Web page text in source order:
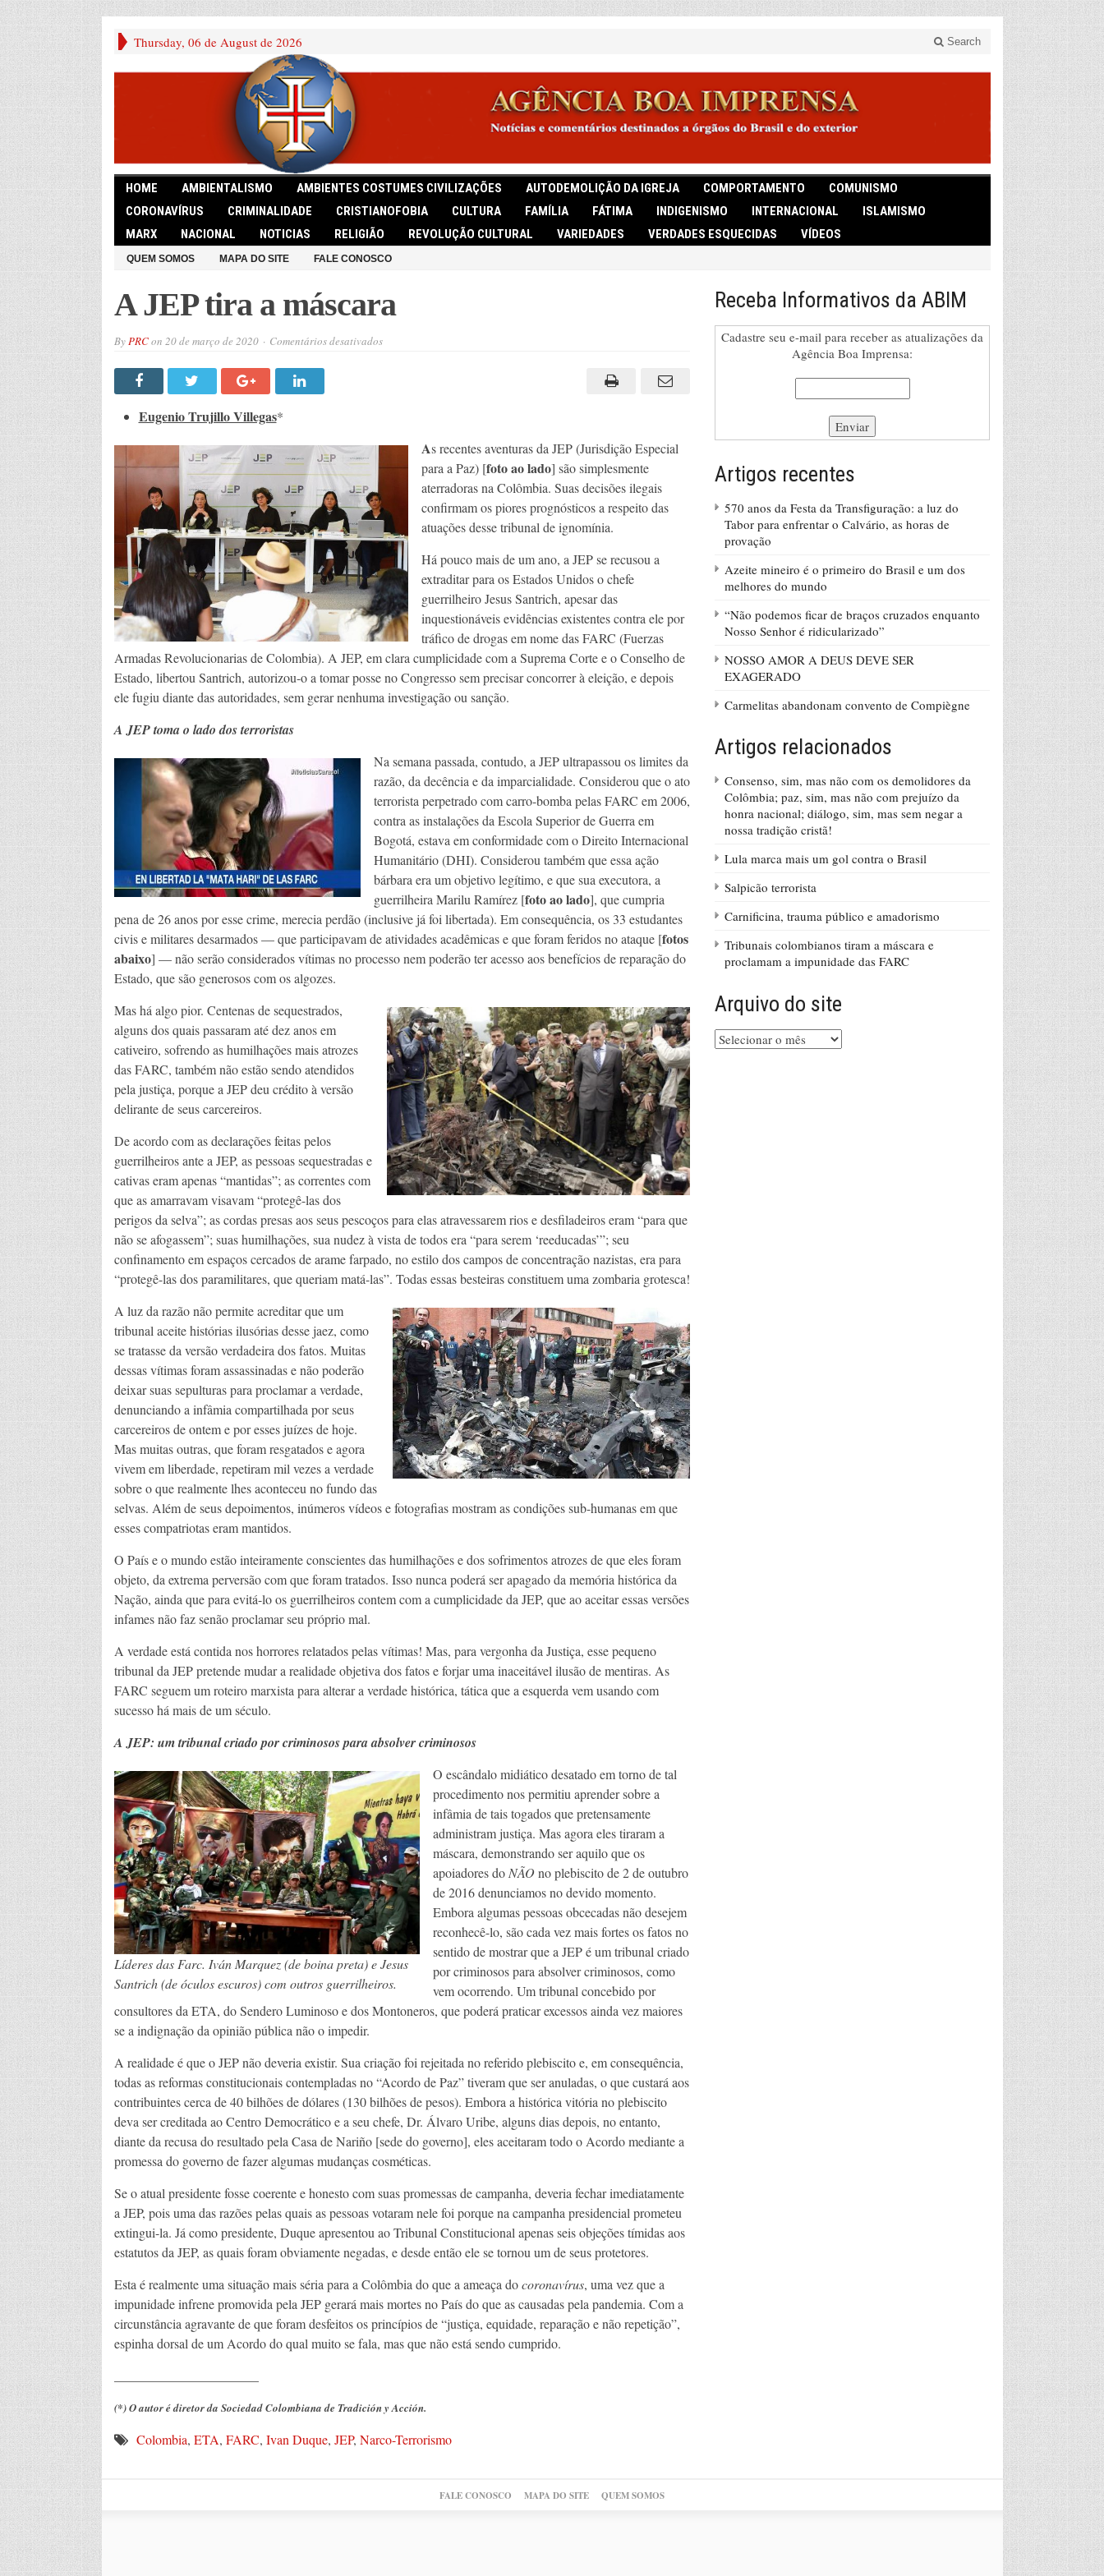
Thursday, 06 de August de 2026 Search
HOME AMBIENTALISMO AMBIENTES COSTUMES CIVILIZAÇÕES AUTODEMOLIÇÃO DA IGREJA COMPORTAMENTO
COMUNISMO
CORONAVÍRUS
CRIMINALIDADE CRISTIANOFOBIA CULTURA FAMÍLIA FÁTIMA INDIGENISMO INTERNACIONAL
ISLAMISMO
MARX
NACIONAL NOTICIAS RELIGIÃO REVOLUÇÃO CULTURAL VARIEDADES VERDADES ESQUECIDAS VÍDEOS
QUEM SOMOS MAPA DO SITE FALE CONOSCO
A JEP tira a máscara
ByPRCon 20 de março de 2020 Comentários desativadosem
Eugenio Trujillo Villegas*
As recentes aventuras da JEP (Jurisdição Especial
para a Paz) [foto ao lado] são simplesmente
aterradoras na Colômbia. Suas decisões ilegais
confirmam os piores prognósticos a respeito das
atuações desse tribunal de ignomínia.
Há pouco mais de um ano, a JEP se recusou a
extraditar para os Estados Unidos o chefe
guerrilheiro Jesus Santrich, apesar das
inquestionáveis evidências existentes ​​contra ele por
tráfico de drogas em nome das FARC (Fuerzas
Armadas Revolucionarias de Colombia). A JEP, em clara cumplicidade com a Suprema Corte e o Conselho de
Estado, libertou Santrich, autorizou-o a tomar posse no Congresso sem precisar concorrer à eleição, e depois
ele fugiu diante das autoridades, sem gerar nenhuma investigação ou sanção.
A JEP toma o lado dos terroristas
Na semana passada, contudo, a JEP ultrapassou os limites da
razão, da decência e da imparcialidade. Considerou que o ato
terrorista perpetrado com carro-bomba pelas FARC em 2006,
contra as instalações da Escola Superior de Guerra em
Bogotá, estava em conformidade com o Direito Internacional
Humanitário (DHI). Considerou também que essa ação
bárbara era um objetivo legítimo, e que sua executora, a
guerrilheira Marilu Ramírez [foto ao lado], que cumpria
pena de 26 anos por esse crime, merecia perdão (inclusive já foi libertada). Em consequência, os 33 estudantes
civis e militares desarmados — que participavam de atividades acadêmicas e que foram feridos no ataque [fotos
abaixo] — não serão considerados vítimas no processo nem poderão ter acesso aos benefícios de reparação do
Estado, que são generosos com os algozes.
Mas há algo pior. Centenas de sequestrados,
alguns dos quais passaram até dez anos em
cativeiro, sofrendo as humilhações mais atrozes
das FARC, também não estão sendo atendidos
pela justiça, porque a JEP deu crédito à versão
delirante de seus carcereiros.
De acordo com as declarações feitas pelos
guerrilheiros ante a JEP, as pessoas sequestradas e
cativas eram apenas “mantidas”; as correntes com
que as amarravam visavam “protegê-las dos
perigos da selva”; as cordas presas aos seus pescoços para elas atravessarem rios e desfiladeiros eram “para que
não se afogassem”; suas humilhações, sua nudez à vista de todos era “para serem ‘reeducadas’”; seu
confinamento em espaços cercados de arame farpado, no estilo dos campos de concentração nazistas, era para
“protegê-las dos paramilitares, que queriam matá-las”. Todas essas besteiras constituem uma zombaria grotesca!
A luz da razão não permite acreditar que um
tribunal aceite histórias ilusórias desse jaez, como
se tratasse da versão verdadeira dos fatos. Muitas
dessas vítimas foram assassinadas e não poderão
deixar suas sepulturas para proclamar a verdade,
denunciando a infâmia compartilhada por seus
carcereiros de ontem e por esses juízes de hoje.
Mas muitas outras, que foram resgatados e agora
vivem em liberdade, repetiram mil vezes a verdade
sobre o que realmente lhes aconteceu no fundo das
selvas. Além de seus depoimentos, inúmeros vídeos e fotografias mostram as condições sub-humanas em que
esses compatriotas eram mantidos.
O País e o mundo estão inteiramente conscientes das humilhações e dos sofrimentos atrozes de que eles foram
objeto, da extrema perversão com que foram tratados. Isso nunca poderá ser apagado da memória histórica da
Nação, ainda que para evitá-lo os guerrilheiros contem com a cumplicidade da JEP, que ao aceitar essas versões
infames não faz senão proclamar seu próprio mal.
A verdade está contida nos horrores relatados pelas vítimas! Mas, para vergonha da Justiça, esse pequeno
tribunal da JEP pretende mudar a realidade objetiva dos fatos e forjar uma inaceitável ilusão de mentiras. As
FARC seguem um roteiro marxista para alterar a verdade histórica, tática que a esquerda vem usando com
sucesso há mais de um século.
A JEP: um tribunal criado por criminosos para absolver criminosos
Líderes das Farc. Iván Marquez (de boina preta) e Jesus
Santrich (de óculos escuros) com outros guerrilheiros.
O escândalo midiático desatado em torno de tal
procedimento nos permitiu aprender sobre a
infâmia de tais togados que pretensamente
administram justiça. Mas agora eles tiraram a
máscara, demonstrando ser aquilo que os
apoiadores do NÃO no plebiscito de 2 de outubro
de 2016 denunciamos no devido momento.
Embora algumas pessoas obcecadas não desejem
reconhecê-lo, são cada vez mais fortes os fatos no
sentido de mostrar que a JEP é um tribunal criado
por criminosos para absolver criminosos, como
vem ocorrendo. Um tribunal concebido por
consultores da ETA, do Sendero Luminoso e dos Montoneros, que poderá praticar excessos ainda vez maiores
se a indignação da opinião pública não o impedir.
A realidade é que o JEP não deveria existir. Sua criação foi rejeitada no referido plebiscito e, em consequência,
todas as reformas constitucionais contempladas no “Acordo de Paz” tiveram que ser anuladas, o que custará aos
contribuintes cerca de 40 bilhões de dólares (130 bilhões de pesos). Embora a histórica vitória no plebiscito
deva ser creditada ao Centro Democrático e a seu chefe, Dr. Álvaro Uribe, alguns dias depois, no entanto,
diante da recusa do resultado pela Casa de Nariño [sede do governo], eles aceitaram todo o Acordo mediante a
promessa do governo de fazer algumas mudanças cosméticas.
Se o atual presidente fosse coerente e honesto com suas promessas de campanha, deveria fechar imediatamente
a JEP, pois uma das razões pelas quais as pessoas votaram nele foi porque na campanha presidencial prometeu
extingui-la. Já como presidente, Duque apresentou ao Tribunal Constitucional apenas seis objeções tímidas aos
estatutos da JEP, as quais foram obviamente negadas, e desde então ele se tornou um de seus protetores.
Esta é realmente uma situação mais séria para a Colômbia do que a ameaça docoronavírus, uma vez que a
impunidade infrene promovida pela JEP gerará mais mortes no País do que as causadas pela pandemia. Com a
circunstância agravante de que foram desfeitos os princípios de “justiça, equidade, reparação e não repetição”,
espinha dorsal de um Acordo do qual muito se fala, mas que não está sendo cumprido.
(*) O autor é diretor da Sociedad Colombiana de Tradición y Acción.
Colombia, ETA, FARC, Ivan Duque, JEP, Narco-Terrorismo
Receba Informativos da ABIM
Cadastre seu e-mail para receber as atualizações da
Agência Boa Imprensa:
Artigos recentes
570 anos da Festa da Transfiguração: a luz do
Tabor para enfrentar o Calvário, as horas de
provação
Azeite mineiro é o primeiro do Brasil e um dos
melhores do mundo
“Não podemos ficar de braços cruzados enquanto
Nosso Senhor é ridicularizado”
NOSSO AMOR A DEUS DEVE SER
EXAGERADO
Carmelitas abandonam convento de Compiègne
Artigos relacionados
Consenso, sim, mas não com os demolidores da
Colômbia; paz, sim, mas não com prejuízo da
honra nacional; diálogo, sim, mas sem negar a
nossa tradição cristã!
Lula marca mais um gol contra o Brasil
Salpicão terrorista
Carnificina, trauma público e amadorismo
Tribunais colombianos tiram a máscara e
proclamam a impunidade das FARC
Arquivo do site
Arquivo
do
FALE CONOSCO MAPA DO SITE QUEM SOMOS